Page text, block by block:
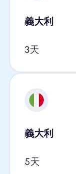
義大利
3天
義大利
5天